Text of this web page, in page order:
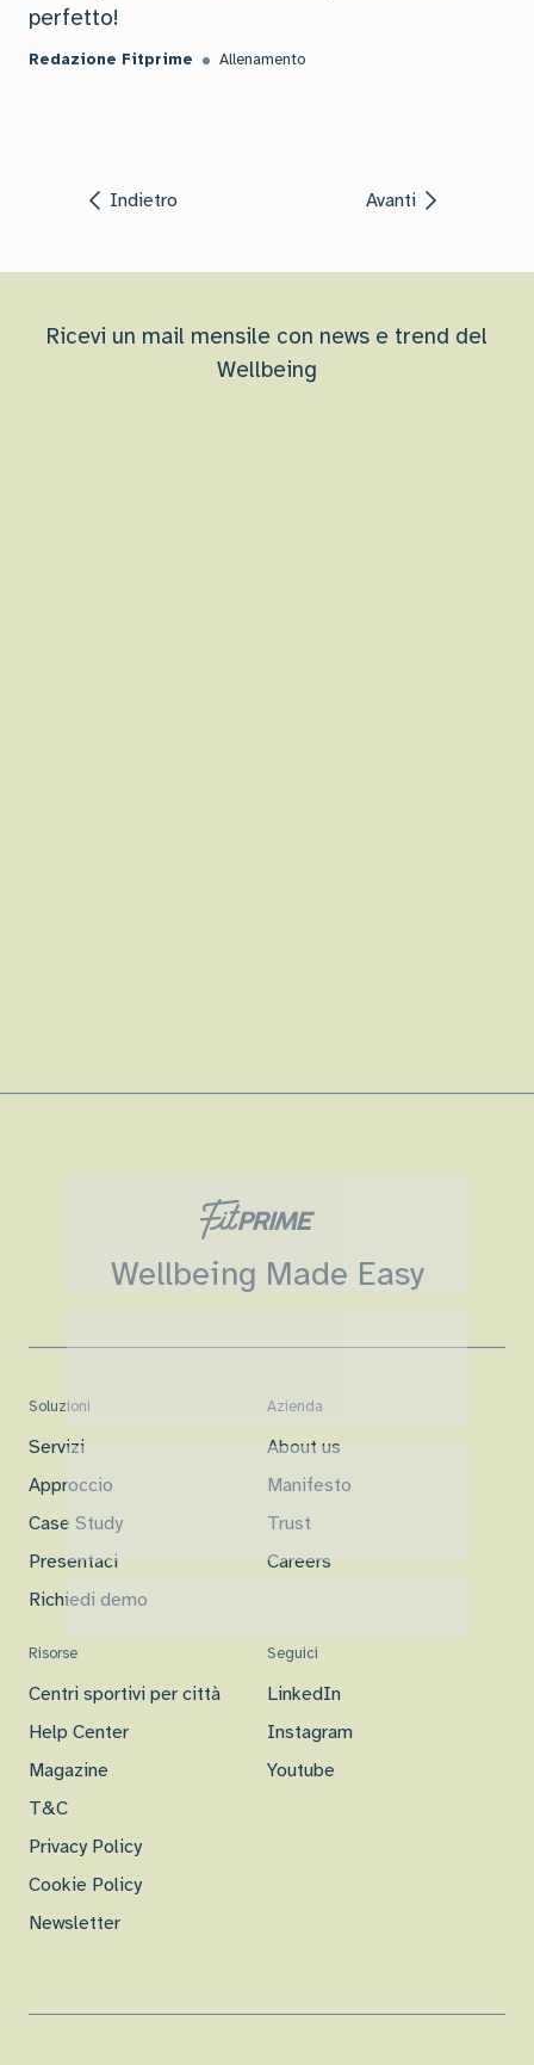
perfetto!
Redazione Fitprime Allenamento
Indietro Avanti
Ricevi un mail mensile con news e trend del
Wellbeing
Wellbeing Made Easy
Soluzioni
Servizi
Approccio
Case Study
Presentaci
Richiedi demo
Azienda
About us
Manifesto
Trust
Careers
Risorse
Centri sportivi per città
Help Center
Magazine
T&C
Privacy Policy
Cookie Policy
Newsletter
Seguici
LinkedIn
Instagram
Youtube